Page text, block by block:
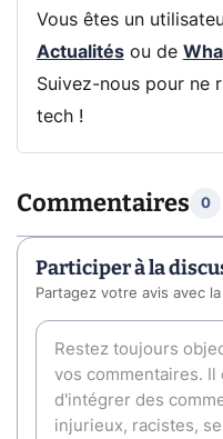
Vous êtes un
Actualitésou de
Suivez-nous pour ne
tech !
Commentaires 0
Participer à la
Partagez votre avis avec